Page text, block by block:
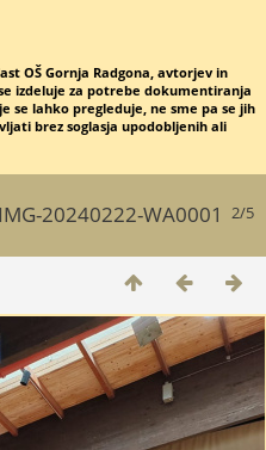
OŠ Gornja Radgona, avtorjev in
izdeluje za potrebe dokumentiranja
se lahko pregleduje, ne sme pa se jih
brez soglasja upodobljenih ali
2/5
IMG-20240222-WA0001